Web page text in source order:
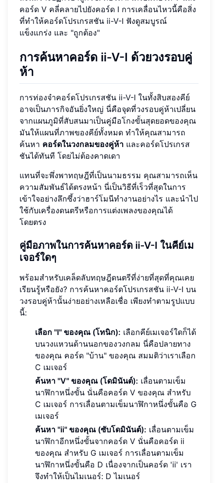
คอร์ด V คลี่คลายไปยังคอร์ด I การเคลื่อนไหวนี้คือสิ่ง
ที่ทำให้คอร์ดโปรเกรสชัน ii-V-I ฟังดูสมบูรณ์
แข็งแกร่ง และ "ถูกต้อง"
การค้นหาคอร์ด ii-V-I ด้วยวงรอบคู่
ห้า
การท่องจำคอร์ดโปรเกรสชัน ii-V-I ในทั้งสิบสองคีย์
อาจเป็นภารกิจอันยิ่งใหญ่ นี่คือจุดที่วงรอบคู่ห้าเปลี่ยน
จากแผนภูมิที่สับสนมาเป็นคู่มือโกงขั้นสุดยอดของคุณ
มันให้แผนที่ภาพของคีย์ทั้งหมด ทำให้คุณสามารถ
ค้นหา คอร์ดในวงกลมของคู่ห้า และคอร์ดโปรเกรส
ชันได้ทันที โดยไม่ต้องคาดเดา
แทนที่จะพึ่งพาทฤษฎีที่เป็นนามธรรม คุณสามารถเห็น
ความสัมพันธ์ได้ตรงหน้า นี่เป็นวิธีที่เร็วที่สุดในการ
เข้าใจอย่างลึกซึ้งว่าฮาร์โมนีทำงานอย่างไร และนำไป
ใช้กับเครื่องดนตรีหรือการแต่งเพลงของคุณได้
โดยตรง
คู่มือภาพในการค้นหาคอร์ด ii-V-I ในคีย์เม
เจอร์ใดๆ
พร้อมสำหรับเคล็ดลับทฤษฎีดนตรีที่ง่ายที่สุดที่คุณเคย
เรียนรู้หรือยัง? การค้นหาคอร์ดโปรเกรสชัน ii-V-I บน
วงรอบคู่ห้านั้นง่ายอย่างเหลือเชื่อ เพียงทำตามรูปแบบ
นี้:
เลือก "I" ของคุณ (โทนิก): เลือกคีย์เมเจอร์ใดก็ได้
บนวงแหวนด้านนอกของวงกลม นี่คือปลายทาง
ของคุณ คอร์ด "บ้าน" ของคุณ สมมติว่าเราเลือก
C เมเจอร์
ค้นหา "V" ของคุณ (โดมินันต์): เลื่อนตามเข็ม
นาฬิกาหนึ่งขั้น นั่นคือคอร์ด V ของคุณ สำหรับ
C เมเจอร์ การเลื่อนตามเข็มนาฬิกาหนึ่งขั้นคือ G
เมเจอร์
ค้นหา "ii" ของคุณ (ซับโดมินันต์): เลื่อนตามเข็ม
นาฬิกาอีกหนึ่งขั้นจากคอร์ด V นั่นคือคอร์ด ii
ของคุณ สำหรับ G เมเจอร์ การเลื่อนตามเข็ม
นาฬิกาหนึ่งขั้นคือ D เนื่องจากเป็นคอร์ด 'ii' เรา
จึงทำให้เป็นไมเนอร์: D ไมเนอร์